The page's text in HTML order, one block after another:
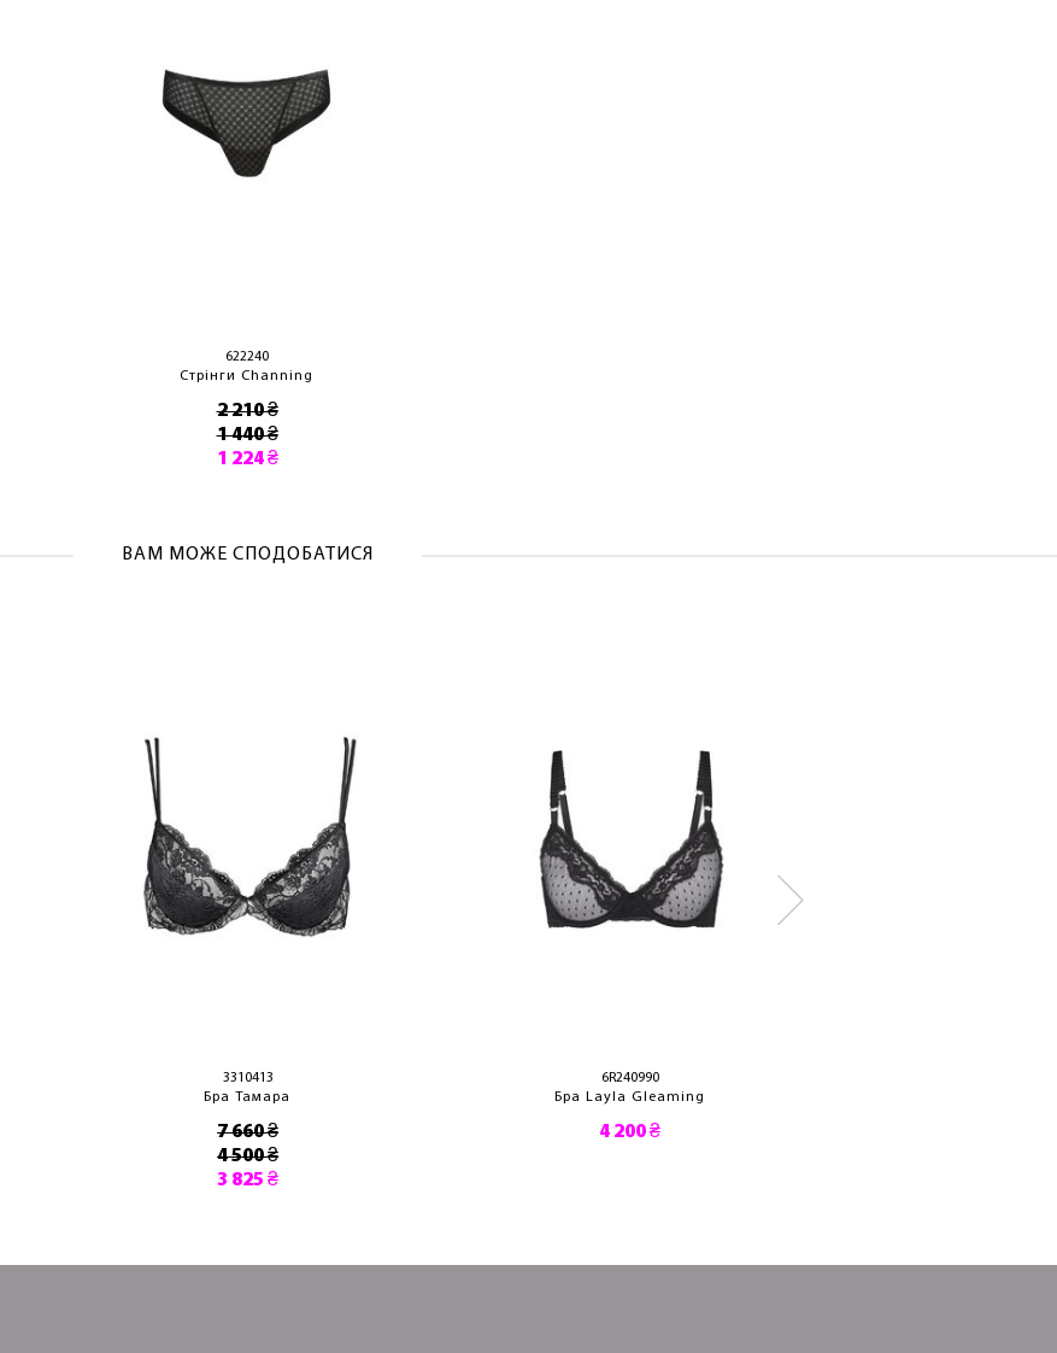
622240
Стрінги Channing
2 210 ₴
1 440 ₴
1 224 ₴
ВАМ МОЖЕ СПОДОБАТИСЯ
3310413
Бра Тамара
7 660 ₴
4 500 ₴
3 825 ₴
6R240990
Бра Layla Gleaming
4 200 ₴
ЛАСКАВО ПРОСИМО ДО NOSOVSKI.COM! ПРИЙМІТЬ ВІД
НАС ПРИВІТНИЙ БОНУС - ЗНИЖКУ НА ПЕРШЕ ПОКУПКУ